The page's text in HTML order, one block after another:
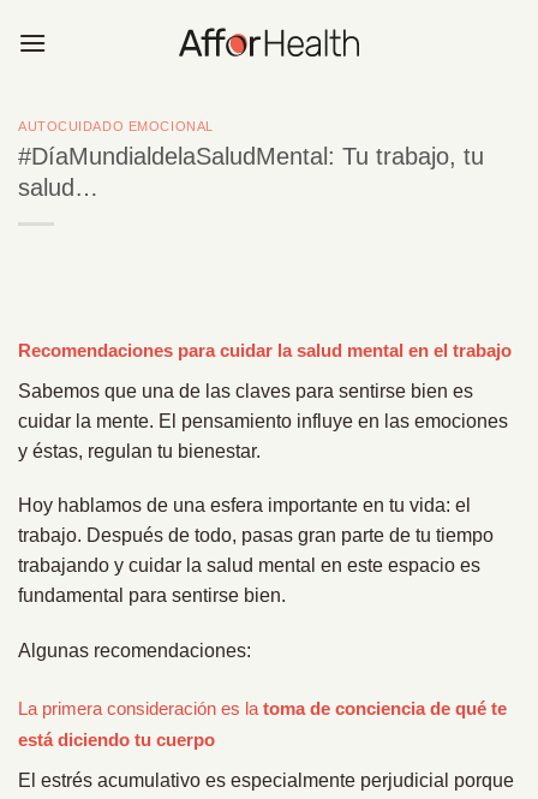
AUTOCUIDADO EMOCIONAL
#DíaMundialdelaSaludMental: Tu trabajo, tu
salud…
Recomendaciones para cuidar la salud mental en el trabajo
Sabemos que una de las claves para sentirse bien es
cuidar la mente. El pensamiento influye en las emociones
y éstas, regulan tu bienestar.
Hoy hablamos de una esfera importante en tu vida: el
trabajo. Después de todo, pasas gran parte de tu tiempo
trabajando y cuidar la salud mental en este espacio es
fundamental para sentirse bien.
Algunas recomendaciones:
La primera consideración es la toma de conciencia de qué te
está diciendo tu cuerpo
El estrés acumulativo es especialmente perjudicial porque